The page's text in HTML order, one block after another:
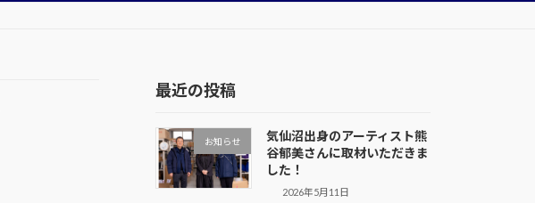
最近の投稿
お知らせ
気仙沼出身のアーティスト熊
谷郁美さんに取材いただきま
した！
2026年5月11日